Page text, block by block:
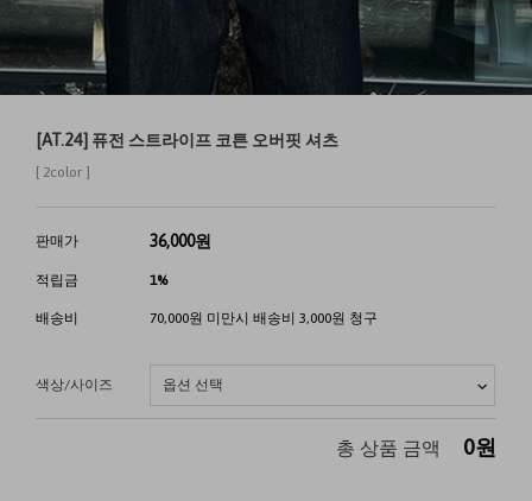
[AT.24] 퓨전 스트라이프 코튼 오버핏 셔츠
[ 2color ]
판매가 36,000원
적립금 1%
배송비 70,000원 미만시 배송비 3,000원 청구
색상/사이즈
총 상품 금액 0원